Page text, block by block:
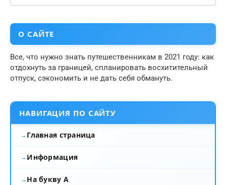
О САЙТЕ
Все, что нужно знать путешественникам в 2021 году: как
отдохнуть за границей, спланировать восхитительный
отпуск, сэкономить и не дать себя обмануть.
НАВИГАЦИЯ ПО САЙТУ
Главная страница
Информация
На букву А